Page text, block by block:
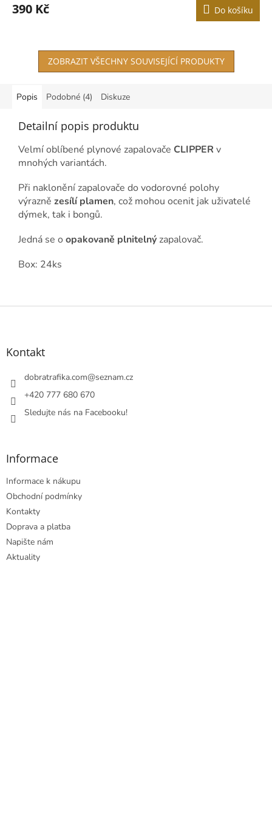
390 Kč Do košíku
ZOBRAZIT VŠECHNY SOUVISEJÍCÍ PRODUKTY
Popis Podobné (4) Diskuze
Detailní popis produktu
Velmí oblíbené plynové zapalovače CLIPPER v
mnohých variantách.
Při naklonění zapalovače do vodorovné polohy
výrazně zesílí plamen, což mohou ocenit jak uživatelé
dýmek, tak i bongů.
Jedná se o opakovaně plnitelný zapalovač.
Box: 24ks
Z
Kontakt
dobratrafika.com@seznam.cz
+420 777 680 670
Sledujte nás na Facebooku!
Informace
Informace k nákupu
Obchodní podmínky
Kontakty
Doprava a platba
Napište nám
Aktuality